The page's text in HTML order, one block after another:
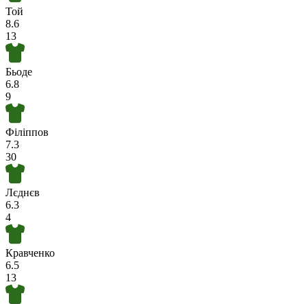
Той
8.6
13
Бьоде
6.8
9
Філіппов
7.3
30
Лєднєв
6.3
4
Кравченко
6.5
13